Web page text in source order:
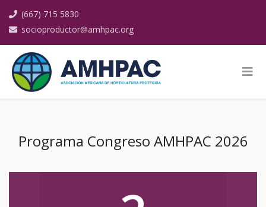
(667) 715 5830
socioproductor@amhpac.org
Programa Congreso AMHPAC 2026